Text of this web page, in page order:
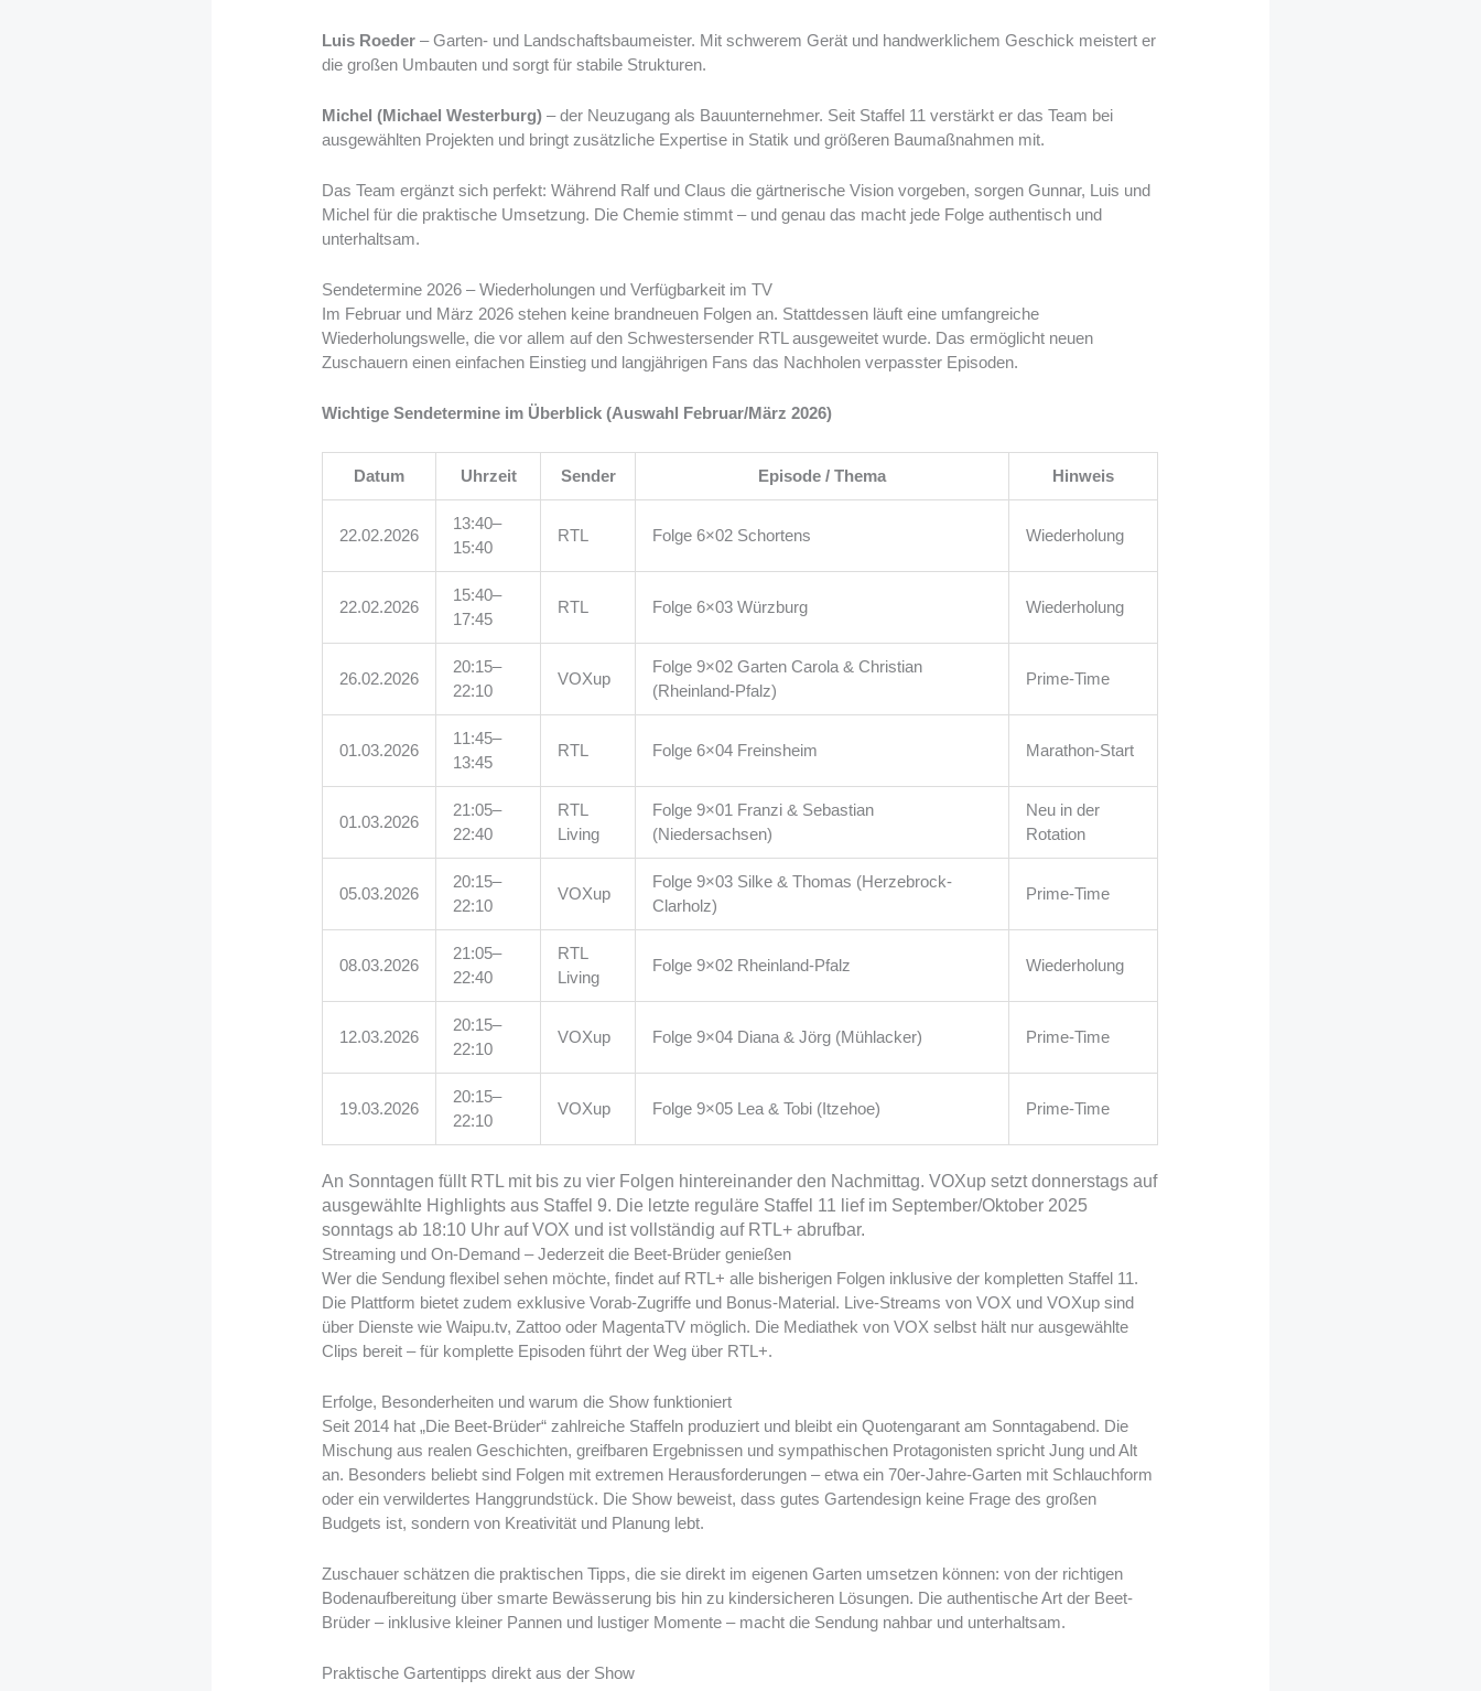
Luis Roeder – Garten- und Landschaftsbaumeister. Mit schwerem Gerät und handwerklichem Geschick meistert er
die großen Umbauten und sorgt für stabile Strukturen.
Michel (Michael Westerburg) – der Neuzugang als Bauunternehmer. Seit Staffel 11 verstärkt er das Team bei
ausgewählten Projekten und bringt zusätzliche Expertise in Statik und größeren Baumaßnahmen mit.
Das Team ergänzt sich perfekt: Während Ralf und Claus die gärtnerische Vision vorgeben, sorgen Gunnar, Luis und
Michel für die praktische Umsetzung. Die Chemie stimmt – und genau das macht jede Folge authentisch und
unterhaltsam.
Sendetermine 2026 – Wiederholungen und Verfügbarkeit im TV
Im Februar und März 2026 stehen keine brandneuen Folgen an. Stattdessen läuft eine umfangreiche
Wiederholungswelle, die vor allem auf den Schwestersender RTL ausgeweitet wurde. Das ermöglicht neuen
Zuschauern einen einfachen Einstieg und langjährigen Fans das Nachholen verpasster Episoden.
Wichtige Sendetermine im Überblick (Auswahl Februar/März 2026)
Datum Uhrzeit Sender Episode / Thema Hinweis
22.02.2026
13:40–
15:40
RTL Folge 6×02 Schortens Wiederholung
22.02.2026
15:40–
17:45
RTL Folge 6×03 Würzburg Wiederholung
26.02.2026
20:15–
22:10
VOXup
Folge 9×02 Garten Carola & Christian
(Rheinland-Pfalz)
Prime-Time
01.03.2026
11:45–
13:45
RTL Folge 6×04 Freinsheim Marathon-Start
01.03.2026
21:05–
22:40
RTL
Living
Folge 9×01 Franzi & Sebastian
(Niedersachsen)
Neu in der
Rotation
05.03.2026
20:15–
22:10
VOXup
Folge 9×03 Silke & Thomas (Herzebrock-
Clarholz)
Prime-Time
08.03.2026
21:05–
22:40
RTL
Living
Folge 9×02 Rheinland-Pfalz Wiederholung
12.03.2026
20:15–
22:10
VOXup Folge 9×04 Diana & Jörg (Mühlacker) Prime-Time
19.03.2026
20:15–
22:10
VOXup Folge 9×05 Lea & Tobi (Itzehoe) Prime-Time
An Sonntagen füllt RTL mit bis zu vier Folgen hintereinander den Nachmittag. VOXup setzt donnerstags auf
ausgewählte Highlights aus Staffel 9. Die letzte reguläre Staffel 11 lief im September/Oktober 2025
sonntags ab 18:10 Uhr auf VOX und ist vollständig auf RTL+ abrufbar.
Streaming und On-Demand – Jederzeit die Beet-Brüder genießen
Wer die Sendung flexibel sehen möchte, findet auf RTL+ alle bisherigen Folgen inklusive der kompletten Staffel 11.
Die Plattform bietet zudem exklusive Vorab-Zugriffe und Bonus-Material. Live-Streams von VOX und VOXup sind
über Dienste wie Waipu.tv, Zattoo oder MagentaTV möglich. Die Mediathek von VOX selbst hält nur ausgewählte
Clips bereit – für komplette Episoden führt der Weg über RTL+.
Erfolge, Besonderheiten und warum die Show funktioniert
Seit 2014 hat „Die Beet-Brüder“ zahlreiche Staffeln produziert und bleibt ein Quotengarant am Sonntagabend. Die
Mischung aus realen Geschichten, greifbaren Ergebnissen und sympathischen Protagonisten spricht Jung und Alt
an. Besonders beliebt sind Folgen mit extremen Herausforderungen – etwa ein 70er-Jahre-Garten mit Schlauchform
oder ein verwildertes Hanggrundstück. Die Show beweist, dass gutes Gartendesign keine Frage des großen
Budgets ist, sondern von Kreativität und Planung lebt.
Zuschauer schätzen die praktischen Tipps, die sie direkt im eigenen Garten umsetzen können: von der richtigen
Bodenaufbereitung über smarte Bewässerung bis hin zu kindersicheren Lösungen. Die authentische Art der Beet-
Brüder – inklusive kleiner Pannen und lustiger Momente – macht die Sendung nahbar und unterhaltsam.
Praktische Gartentipps direkt aus der Show